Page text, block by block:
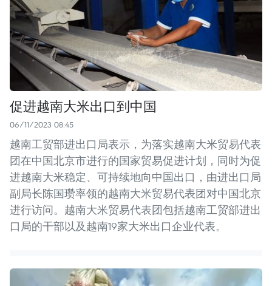
促进越南大米出口到中国
06/11/2023 08:45
越南工贸部进出口局表示，为落实越南大米贸易代表
团在中国北京市进行的国家贸易促进计划，同时为促
进越南大米稳定、可持续地向中国出口，由进出口局
副局长陈国瓒率领的越南大米贸易代表团对中国北京
进行访问。越南大米贸易代表团包括越南工贸部进出
口局的干部以及越南19家大米出口企业代表。